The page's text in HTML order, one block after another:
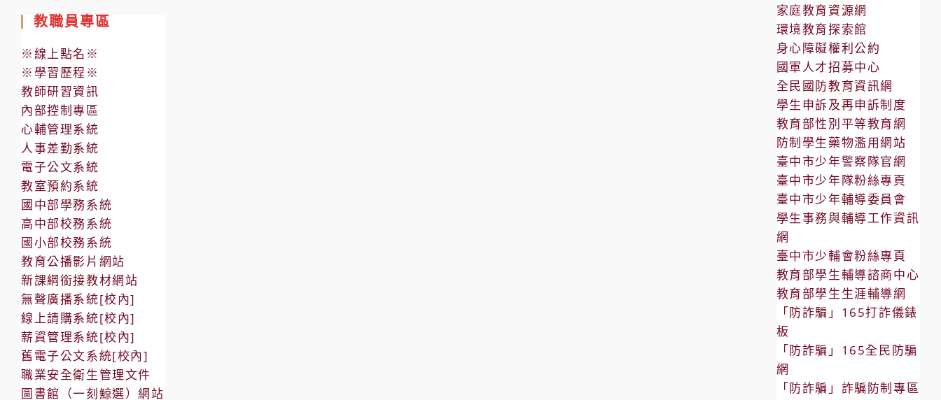
教職員專區
※線上點名※
※學習歷程※
教師研習資訊
內部控制專區
心輔管理系統
人事差勤系統
電子公文系統
教室預約系統
國中部學務系統
高中部校務系統
國小部校務系統
教育公播影片網站
新課綱銜接教材網站
無聲廣播系統[校內]
線上請購系統[校內]
薪資管理系統[校內]
舊電子公文系統[校內]
職業安全衛生管理文件
圖書館（一刻鯨選）網站
家庭教育資源網
環境教育探索館
身心障礙權利公約
國軍人才招募中心
全民國防教育資訊網
學生申訴及再申訴制度
教育部性別平等教育網
防制學生藥物濫用網站
臺中市少年警察隊官網
臺中市少年隊粉絲專頁
臺中市少年輔導委員會
學生事務與輔導工作資訊
網
臺中市少輔會粉絲專頁
教育部學生輔導諮商中心
教育部學生生涯輔導網
「防詐騙」165打詐儀錶
板
「防詐騙」165全民防騙
網
「防詐騙」詐騙防制專區